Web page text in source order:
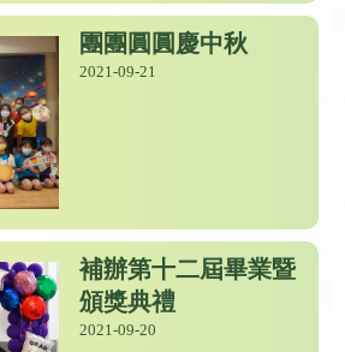
團團圓圓慶中秋
2021-09-21
補辦第十二屆畢業暨
頒獎典禮
2021-09-20